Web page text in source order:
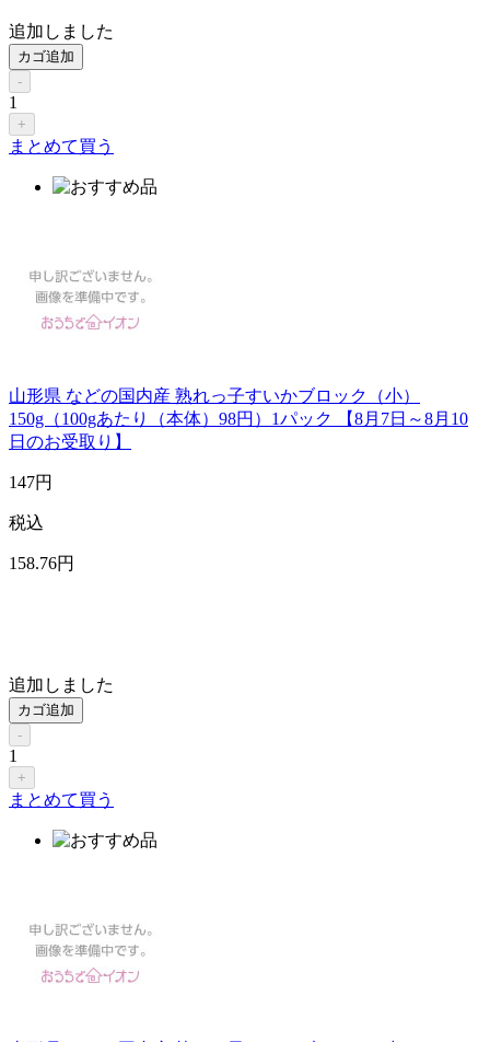
追加しました
カゴ追加
-
1
+
まとめて買う
山形県 などの国内産 熟れっ子すいかブロック（小）
150g（100gあたり（本体）98円）1パック 【8月7日～8月10
日のお受取り】
147円
税込
158.76円
追加しました
カゴ追加
-
1
+
まとめて買う